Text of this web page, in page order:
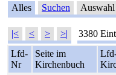
Alles Suchen Auswahl
|< < > >| 3380
Lfd-
Nr
Seite im
Kirchenbuch